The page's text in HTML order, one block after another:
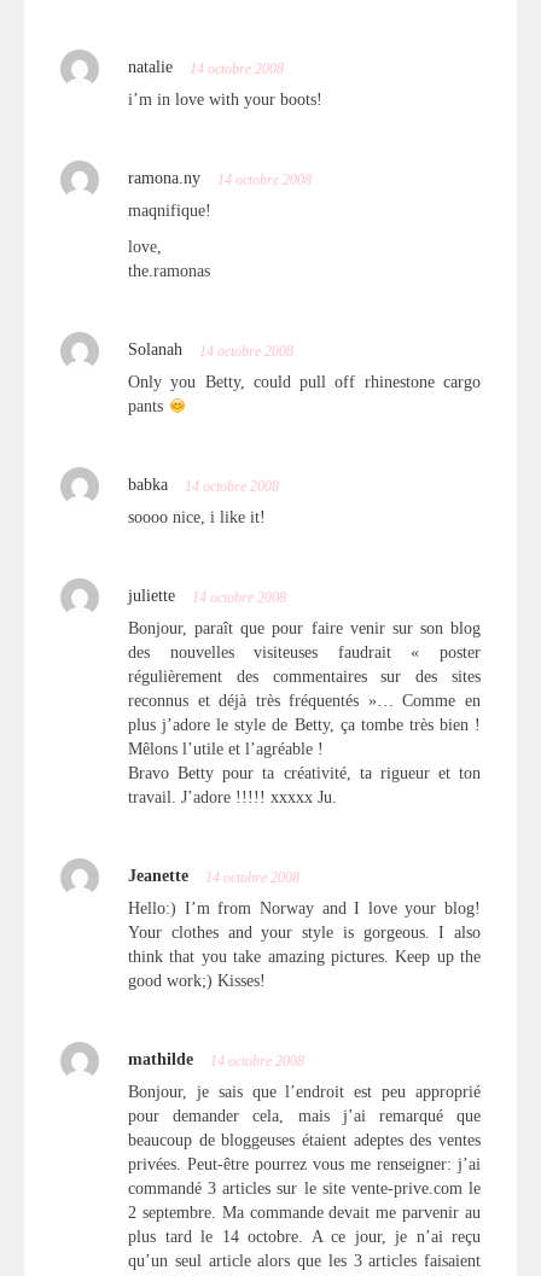
natalie 14 octobre 2008
i’m in love with your boots!
ramona.ny 14 octobre 2008
maqnifique!
love,
the.ramonas
Solanah 14 octobre 2008
Only you Betty, could pull off rhinestone cargo
pants
babka 14 octobre 2008
soooo nice, i like it!
juliette 14 octobre 2008
Bonjour, paraît que pour faire venir sur son blog
des nouvelles visiteuses faudrait « poster
régulièrement des commentaires sur des sites
reconnus et déjà très fréquentés »… Comme en
plus j’adore le style de Betty, ça tombe très bien !
Mêlons l’utile et l’agréable !
Bravo Betty pour ta créativité, ta rigueur et ton
travail. J’adore !!!!! xxxxx Ju.
Jeanette 14 octobre 2008
Hello:) I’m from Norway and I love your blog!
Your clothes and your style is gorgeous. I also
think that you take amazing pictures. Keep up the
good work;) Kisses!
mathilde 14 octobre 2008
Bonjour, je sais que l’endroit est peu approprié
pour demander cela, mais j’ai remarqué que
beaucoup de bloggeuses étaient adeptes des ventes
privées. Peut-être pourrez vous me renseigner: j’ai
commandé 3 articles sur le site vente-prive.com le
2 septembre. Ma commande devait me parvenir au
plus tard le 14 octobre. A ce jour, je n’ai reçu
qu’un seul article alors que les 3 articles faisaient